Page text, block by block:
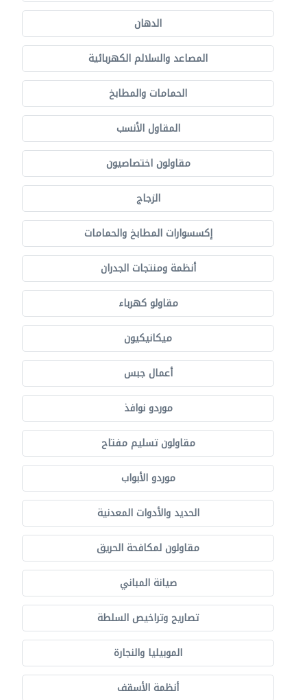
الدهان
المصاعد والسلالم الكهربائية
الحمامات والمطابخ
المقاول الأنسب
مقاولون اختصاصيون
الزجاج
إكسسوارات المطابخ والحمامات
أنظمة ومنتجات الجدران
مقاولو كهرباء
ميكانيكيون
أعمال جبس
موردو نوافذ
مقاولون تسليم مفتاح
موردو الأبواب
الحديد والأدوات المعدنية
مقاولون لمكافحة الحريق
صيانة المباني
تصاريح وتراخيص السلطة
الموبيليا والنجارة
أنظمة الأسقف